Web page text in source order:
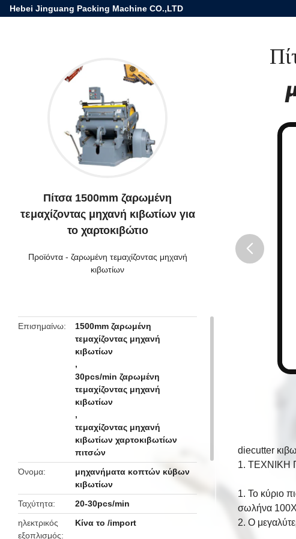
Hebei Jinguang Packing Machine CO.,LTD
Πίτσα 1500mm ζαρωμένη
τεμαχίζοντας μηχανή κιβωτίων για
το χαρτοκιβώτιο
Προϊόντα- ζαρωμένη τεμαχίζοντας μηχανή
κιβωτίων
Επισημαίνω
1500mm ζαρωμένη
τεμαχίζοντας μηχανή
κιβωτίων
,
30pcs/min ζαρωμένη
τεμαχίζοντας μηχανή
κιβωτίων
,
τεμαχίζοντας μηχανή
κιβωτίων χαρτοκιβωτίων
πιτσών
Όνομα
μηχανήματα κοπτών κύβων
κιβωτίων
Ταχύτητα
20-30pcs/min
ηλεκτρικός
εξοπλισμός
Κίνα το /import
diecutter
1. ΤΕΧΝΙΚΗ
1. Το κύριο
σωλήνα
2. Ο